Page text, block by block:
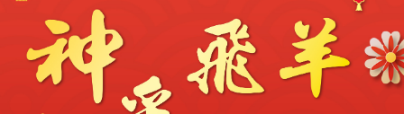
國內旅遊
ENGLISH WEB